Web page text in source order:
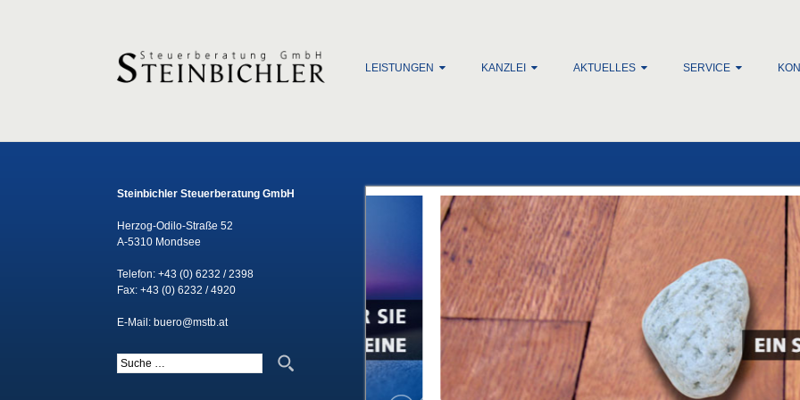
LEISTUNGEN KANZLEI AKTUELLES SERVICE
Steinbichler Steuerberatung GmbH
Herzog-Odilo-Straße 52
A-5310 Mondsee
Telefon: +43 (0) 6232 / 2398
Fax: +43 (0) 6232 / 4920
E-Mail: buero@mstb.at
Suche nach: